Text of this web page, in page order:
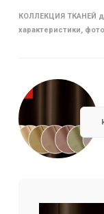
КОЛЛЕКЦИЯ ТКАНЕЙ
характеристики,